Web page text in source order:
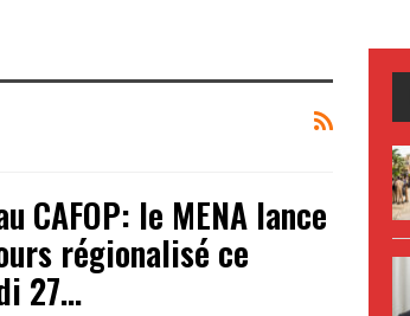
CAFOP: le MENA lance
régionalisé ce
27…